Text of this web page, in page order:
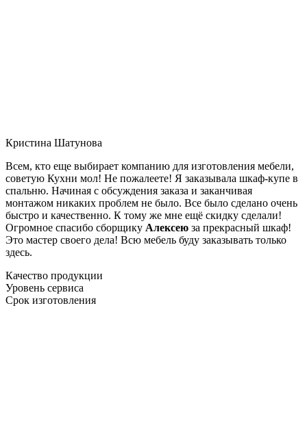
Кристина Шатунова
Всем, кто еще выбирает компанию для изготовления мебели,
советую Кухни мол! Не пожалеете! Я заказывала шкаф-купе в
спальню. Начиная с обсуждения заказа и заканчивая
монтажом никаких проблем не было. Все было сделано очень
быстро и качественно. К тому же мне ещё скидку сделали!
Огромное спасибо сборщику Алексею за прекрасный шкаф!
Это мастер своего дела! Всю мебель буду заказывать только
здесь.
Качество продукции
Уровень сервиса
Срок изготовления